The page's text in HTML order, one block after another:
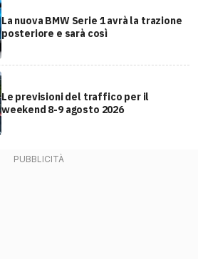
La nuova BMW Serie 1 avrà la trazione
posteriore e sarà così
Le previsioni del traffico per il
weekend 8-9 agosto 2026